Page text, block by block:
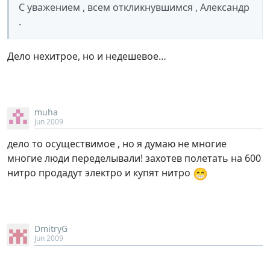
С уважением , всем откликнувшимся , Александр
.
Дело нехитрое, но и недешевое…
muha
Jun 2009
дело то осуществимое , но я думаю не многие
многие люди переделывали! захотев полетать на 600
нитро продадут электро и купят нитро 😁
DmitryG
Jun 2009